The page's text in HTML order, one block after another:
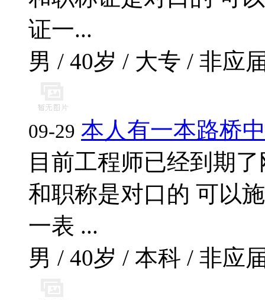
证一...
男 / 40岁 / 大专 / 非应
09-29 本人有一本路桥
目前工程师已经到期
和职称是对口的 可以
一表 ...
男 / 40岁 / 本科 / 非应